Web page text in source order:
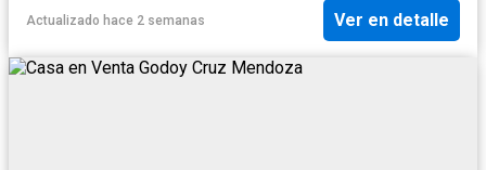
Actualizado hace 2 semanas Ver en detalle